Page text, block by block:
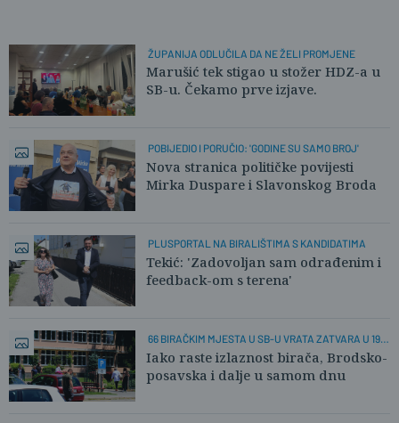
ŽUPANIJA ODLUČILA DA NE ŽELI PROMJENE
Marušić tek stigao u stožer HDZ-a u
SB-u. Čekamo prve izjave.
POBIJEDIO I PORUČIO: 'GODINE SU SAMO BROJ'
Nova stranica političke povijesti
Mirka Duspare i Slavonskog Broda
PLUSPORTAL NA BIRALIŠTIMA S KANDIDATIMA
Tekić: 'Zadovoljan sam odrađenim i
feedback-om s terena'
66 BIRAČKIM MJESTA U SB-U VRATA ZATVARA U 19
SATI
Iako raste izlaznost birača, Brodsko-
posavska i dalje u samom dnu